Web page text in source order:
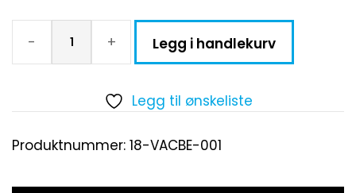
- + Legg i handlekurv
Legg til ønskeliste
Produktnummer: 18-VACBE-001